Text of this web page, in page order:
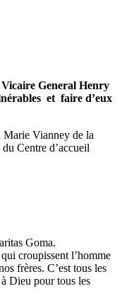
Vicaire General Henry
et faire d’eux
Marie Vianney de la
Centre d’accueil
Goma.
croupissent l’homme
frères. C’est tous les
Dieu pour tous les